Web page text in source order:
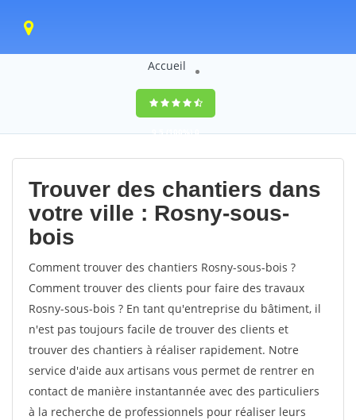
Accueil
9,5(100%)0
votes
Trouver des chantiers dans
votre ville : Rosny-sous-
bois
Comment trouver des chantiers Rosny-sous-bois ?
Comment trouver des clients pour faire des travaux
Rosny-sous-bois ? En tant qu'entreprise du bâtiment, il
n'est pas toujours facile de trouver des clients et
trouver des chantiers à réaliser rapidement. Notre
service d'aide aux artisans vous permet de rentrer en
contact de manière instantannée avec des particuliers
à la recherche de professionnels pour réaliser leurs